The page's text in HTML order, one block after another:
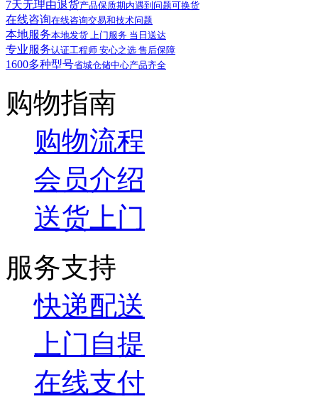
7天无理由退货产品保质期内遇到问题可换货
在线咨询在线咨询交易和技术问题
本地服务本地发货 上门服务 当日送达
专业服务认证工程师 安心之选 售后保障
1600多种型号省城仓储中心产品齐全
购物指南
购物流程
会员介绍
送货上门
服务支持
快递配送
上门自提
在线支付